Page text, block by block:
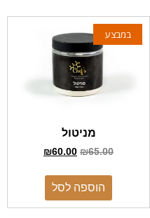
במבצע
מניטול
₪65.00
₪60.00
הוספה לסל